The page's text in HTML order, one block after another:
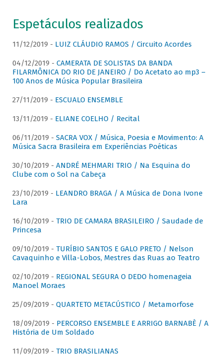
Espetáculos realizados
11/12/2019 - LUIZ CLÁUDIO RAMOS / Circuito Acordes
04/12/2019 - CAMERATA DE SOLISTAS DA BANDA
FILARMÔNICA DO RIO DE JANEIRO / Do Acetato ao mp3 –
100 Anos de Música Popular Brasileira
27/11/2019 - ESCUALO ENSEMBLE
13/11/2019 - ELIANE COELHO / Recital
06/11/2019 - SACRA VOX / Música, Poesia e Movimento: A
Música Sacra Brasileira em Experiências Poéticas
30/10/2019 - ANDRÉ MEHMARI TRIO / Na Esquina do
Clube com o Sol na Cabeça
23/10/2019 - LEANDRO BRAGA / A Música de Dona Ivone
Lara
16/10/2019 - TRIO DE CAMARA BRASILEIRO / Saudade de
Princesa
09/10/2019 - TURÍBIO SANTOS E GALO PRETO / Nelson
Cavaquinho e Villa-Lobos, Mestres das Ruas ao Teatro
02/10/2019 - REGIONAL SEGURA O DEDO homenageia
Manoel Moraes
25/09/2019 - QUARTETO METACÚSTICO / Metamorfose
18/09/2019 - PERCORSO ENSEMBLE E ARRIGO BARNABÈ / A
História de Um Soldado
11/09/2019 - TRIO BRASILIANAS